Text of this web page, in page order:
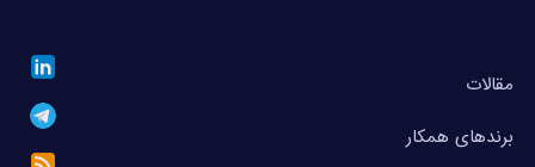
مقالات
برندهای همکار